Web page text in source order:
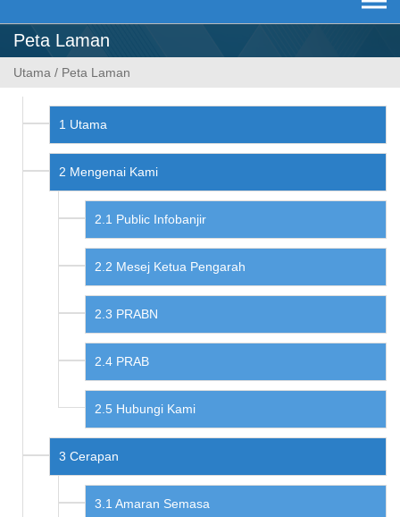
Peta Laman
Utama / Peta Laman
Utama
Mengenai Kami
Public Infobanjir
Mesej Ketua Pengarah
PRABN
PRAB
Hubungi Kami
Cerapan
Amaran Semasa